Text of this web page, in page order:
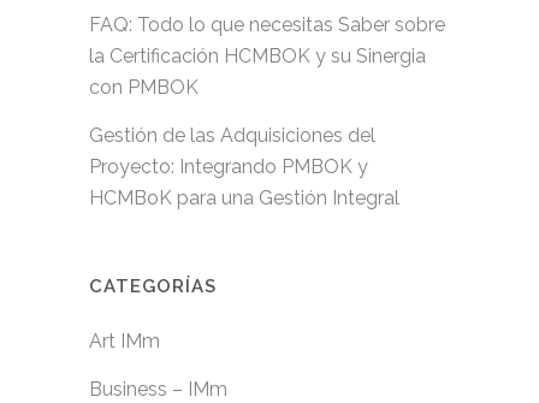
FAQ: Todo lo que necesitas Saber sobre
la Certificación HCMBOK y su Sinergia
con PMBOK
Gestión de las Adquisiciones del
Proyecto: Integrando PMBOK y
HCMBoK para una Gestión Integral
CATEGORÍAS
Art IMm
Business – IMm